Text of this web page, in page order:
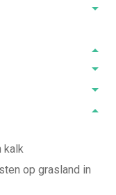
kalk
op grasland in